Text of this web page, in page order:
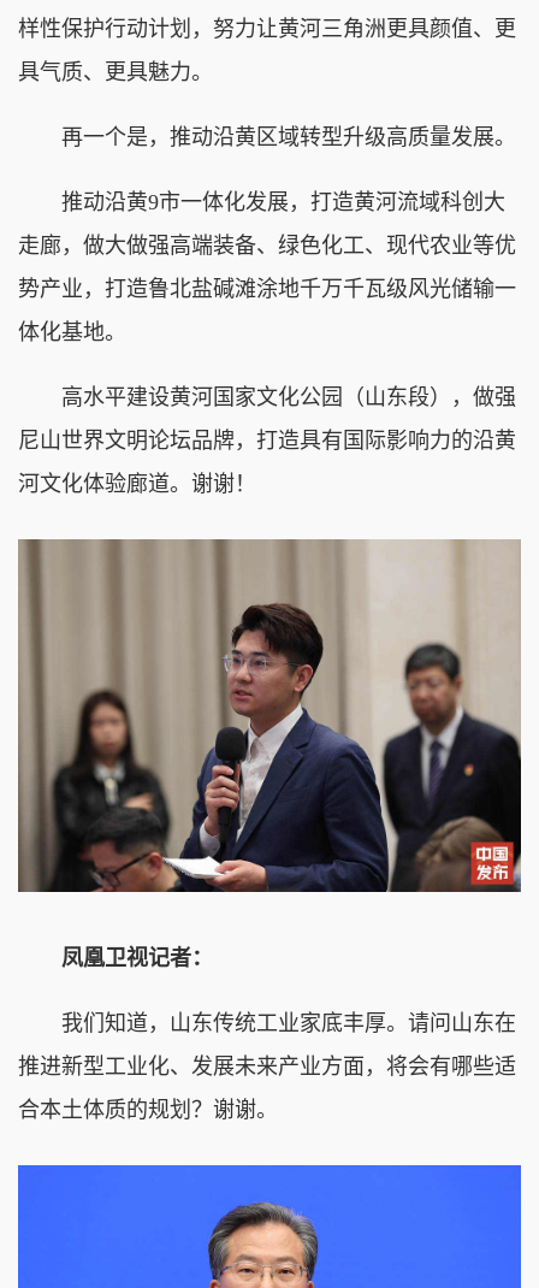
样性保护行动计划，努力让黄河三角洲更具颜值、更
具气质、更具魅力。
再一个是，推动沿黄区域转型升级高质量发展。
推动沿黄9市一体化发展，打造黄河流域科创大
走廊，做大做强高端装备、绿色化工、现代农业等优
势产业，打造鲁北盐碱滩涂地千万千瓦级风光储输一
体化基地。
高水平建设黄河国家文化公园（山东段），做强
尼山世界文明论坛品牌，打造具有国际影响力的沿黄
河文化体验廊道。谢谢！
凤凰卫视记者：
我们知道，山东传统工业家底丰厚。请问山东在
推进新型工业化、发展未来产业方面，将会有哪些适
合本土体质的规划？谢谢。